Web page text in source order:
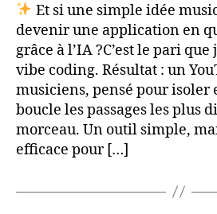
Et si une simple idée
devenir une application en
grâce à l’IA ?C’est le pari que
vibe coding. Résultat : un
musiciens, pensé pour isoler
boucle les passages les plus
morceau. Un outil simple,
efficace pour […]